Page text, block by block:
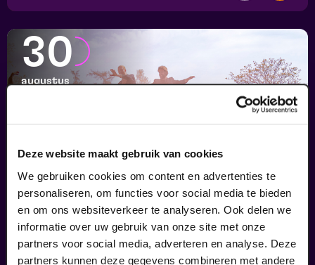
Deze website maakt gebruik van cookies
We gebruiken cookies om content en advertenties te
personaliseren, om functies voor social media te bieden
en om ons websiteverkeer te analyseren. Ook delen we
informatie over uw gebruik van onze site met onze
partners voor social media, adverteren en analyse. Deze
partners kunnen deze gegevens combineren met andere
30
augustus
Passiespelen Tegelen
Kruisig mij